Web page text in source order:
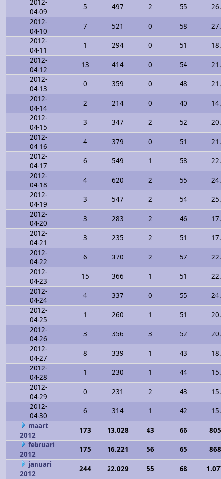
2012-
04-09
5 497 2 55
2012-
04-10
7 521 0 58
2012-
04-11
1 294 0 51
2012-
04-12
13 414 0 54
2012-
04-13
0 359 0 48
2012-
04-14
2 214 0 40
2012-
04-15
3 347 2 52
2012-
04-16
4 379 0 51
2012-
04-17
6 549 1 58
2012-
04-18
4 620 2 55
2012-
04-19
3 547 2 54
2012-
04-20
3 283 2 46
2012-
04-21
3 235 2 51
2012-
04-22
6 370 2 57
2012-
04-23
15 366 1 51
2012-
04-24
4 337 0 55
2012-
04-25
1 260 1 51
2012-
04-26
3 356 3 52
2012-
04-27
8 339 1 43
2012-
04-28
1 230 1 44
2012-
04-29
0 231 2 43
2012-
04-30
6 314 1 42
maart
2012
173 13.028 43 66
februari
2012
175 16.221 56 65
januari
2012
244 22.029 55 68